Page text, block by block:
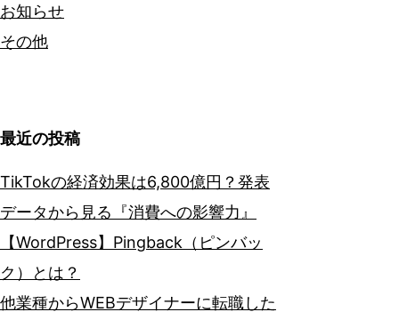
お知らせ
その他
最近の投稿
TikTokの経済効果は6,800億円？発表
データから見る『消費への影響力』
【WordPress】Pingback（ピンバッ
ク）とは？
他業種からWEBデザイナーに転職した